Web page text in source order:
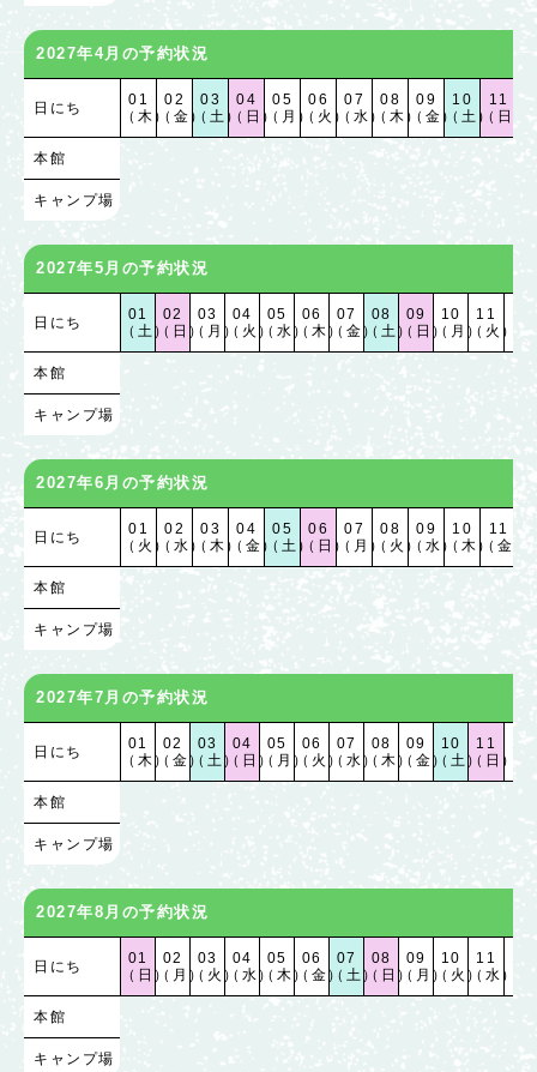
2027年4月の予約状況
日にち
01
（木）
02
（金）
03
（土）
04
（日）
05
（月）
06
（火）
07
（水）
08
（木）
09
（金）
10
（土）
11
（日）
本館
キャンプ場
2027年5月の予約状況
日にち
01
（土）
02
（日）
03
（月）
04
（火）
05
（水）
06
（木）
07
（金）
08
（土）
09
（日）
10
（月）
11
（火）（
本館
キャンプ場
2027年6月の予約状況
日にち
01
（火）
02
（水）
03
（木）
04
（金）
05
（土）
06
（日）
07
（月）
08
（火）
09
（水）
10
（木）
11
（金）
本館
キャンプ場
2027年7月の予約状況
日にち
01
（木）
02
（金）
03
（土）
04
（日）
05
（月）
06
（火）
07
（水）
08
（木）
09
（金）
10
（土）
11
（日）（
本館
キャンプ場
2027年8月の予約状況
日にち
01
（日）
02
（月）
03
（火）
04
（水）
05
（木）
06
（金）
07
（土）
08
（日）
09
（月）
10
（火）
11
（水）（
本館
キャンプ場